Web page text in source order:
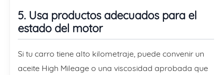
5. Usa productos adecuados para el
estado del motor
Si tu carro tiene alto kilometraje, puede convenir un
aceite High Mileage o una viscosidad aprobada que